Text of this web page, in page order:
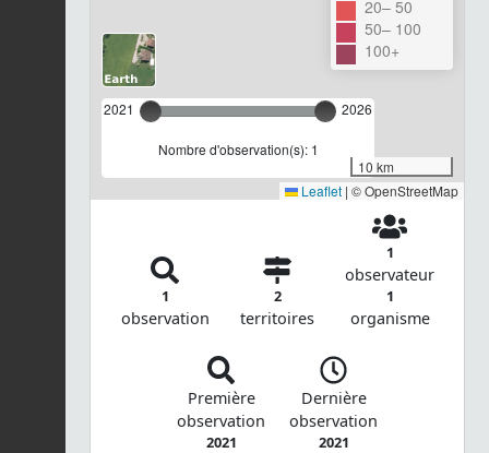
2021 2026
Nombre d'observation(s): 1
20– 50
50– 100
100+
10 km
Leaflet | © OpenStreetMap
1
observation
2
territoires
1
observateur
1
organisme
Première
observation
2021
Dernière
observation
2021